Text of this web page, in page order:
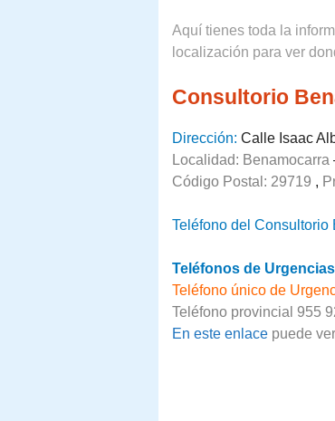
Aquí tienes toda la
localización para ver
Consultorio
Dirección: Calle Isaac
Localidad: Benamocarra
Código Postal: 29719 ,
Teléfono del Consultorio
Teléfonos de Urgencias
Teléfono único de
Teléfono provincial 955
En este enlacepuede